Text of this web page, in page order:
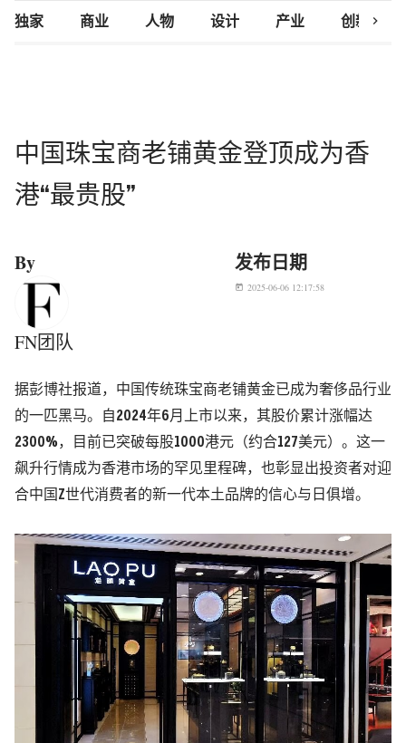
独家 商业 人物 设计 产业 创新研究
chevron_right
中国珠宝商老铺黄金登顶成为香
港“最贵股”
By
FN团队
发布日期
today 2025-06-06 12:17:58
据彭博社报道，中国传统珠宝商老铺黄金已成为奢侈品行业
的一匹黑马。自2024年6月上市以来，其股价累计涨幅达
2300%，目前已突破每股1000港元（约合127美元）。这一
飙升行情成为香港市场的罕见里程碑，也彰显出投资者对迎
合中国Z世代消费者的新一代本土品牌的信心与日俱增。